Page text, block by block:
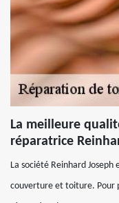
La meilleure
réparatrice
La société Reinhard
couverture et toiture. Pour